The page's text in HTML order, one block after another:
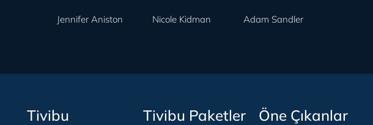
Jennifer Aniston Nicole Kidman Adam Sandler
Tivibu Tivibu Paketler Öne Çıkanlar